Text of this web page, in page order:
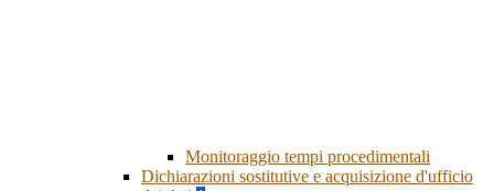
Monitoraggio tempi procedimentali
Dichiarazioni sostitutive e acquisizione d'ufficio